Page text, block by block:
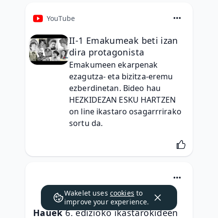
YouTube
II-1 Emakumeak beti izan
dira protagonista
Emakumeen ekarpenak
ezagutza- eta bizitza-eremu
ezberdinetan. Bideo hau
HEZKIDEZAN ESKU HARTZEN
on line ikastaro osagarrrirako
sortu da.
Hauek
Wakelet uses cookies to
improve your experience.